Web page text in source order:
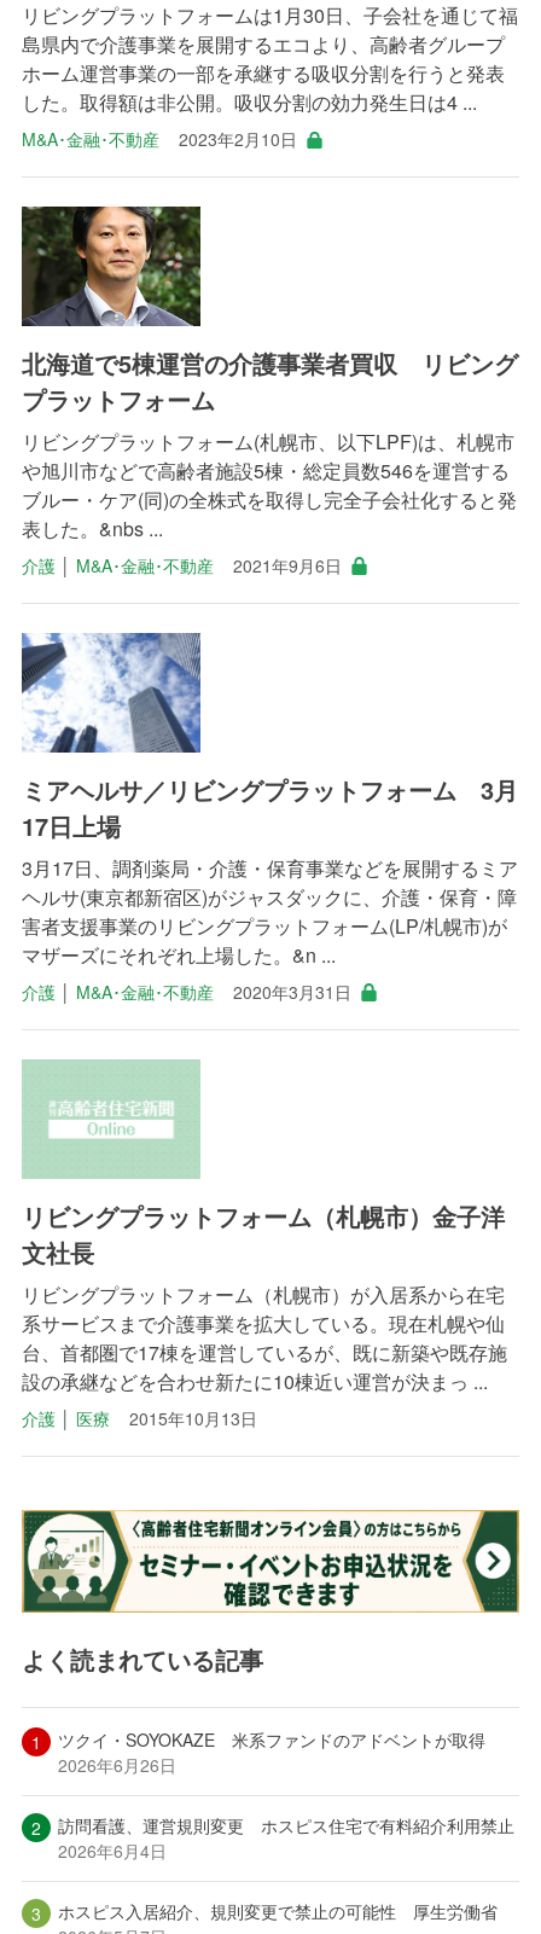
リビングプラットフォームは1月30日、子会社を通じて福
島県内で介護事業を展開するエコより、高齢者グループ
ホーム運営事業の一部を承継する吸収分割を行うと発表
した。取得額は非公開。吸収分割の効力発生日は4 ...
M&A･金融･不動産 2023年2月10日
北海道で5棟運営の介護事業者買収 リビング
プラットフォーム
リビングプラットフォーム(札幌市、以下LPF)は、札幌市
や旭川市などで高齢者施設5棟・総定員数546を運営する
ブルー・ケア(同)の全株式を取得し完全子会社化すると発
表した。&nbs ...
介護│ M&A･金融･不動産 2021年9月6日
ミアヘルサ／リビングプラットフォーム 3月
17日上場
3月17日、調剤薬局・介護・保育事業などを展開するミア
ヘルサ(東京都新宿区)がジャスダックに、介護・保育・障
害者支援事業のリビングプラットフォーム(LP/札幌市)が
マザーズにそれぞれ上場した。&n ...
介護│ M&A･金融･不動産 2020年3月31日
リビングプラットフォーム（札幌市）金子洋
文社長
リビングプラットフォーム（札幌市）が入居系から在宅
系サービスまで介護事業を拡大している。現在札幌や仙
台、首都圏で17棟を運営しているが、既に新築や既存施
設の承継などを合わせ新たに10棟近い運営が決まっ ...
介護│ 医療 2015年10月13日
よく読まれている記事
ツクイ・SOYOKAZE 米系ファンドのアドベントが取得
2026年6月26日
訪問看護、運営規則変更 ホスピス住宅で有料紹介利用禁止
2026年6月4日
ホスピス入居紹介、規則変更で禁止の可能性 厚生労働省